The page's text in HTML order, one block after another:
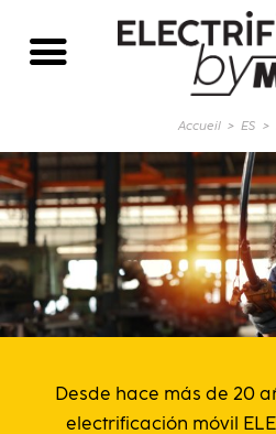
Accueil ES
Desde hace más de 20
electrificación móvil